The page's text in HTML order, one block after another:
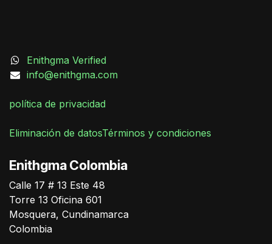
German Triana
Online
Enithgma Verified
info@enithgma.com
política de privacidad
Eliminación de datosTérminos y condiciones
Enithgma Colombia
Calle 17 # 13 Este 48
Torre 13 Oficina 601
Mosquera, Cundinamarca
Colombia